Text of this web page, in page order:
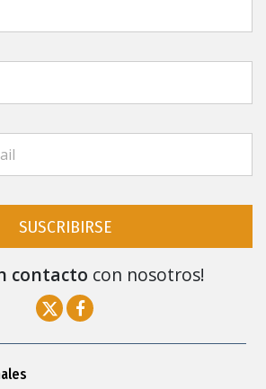
SUSCRIBIRSE
contacto con nosotros!